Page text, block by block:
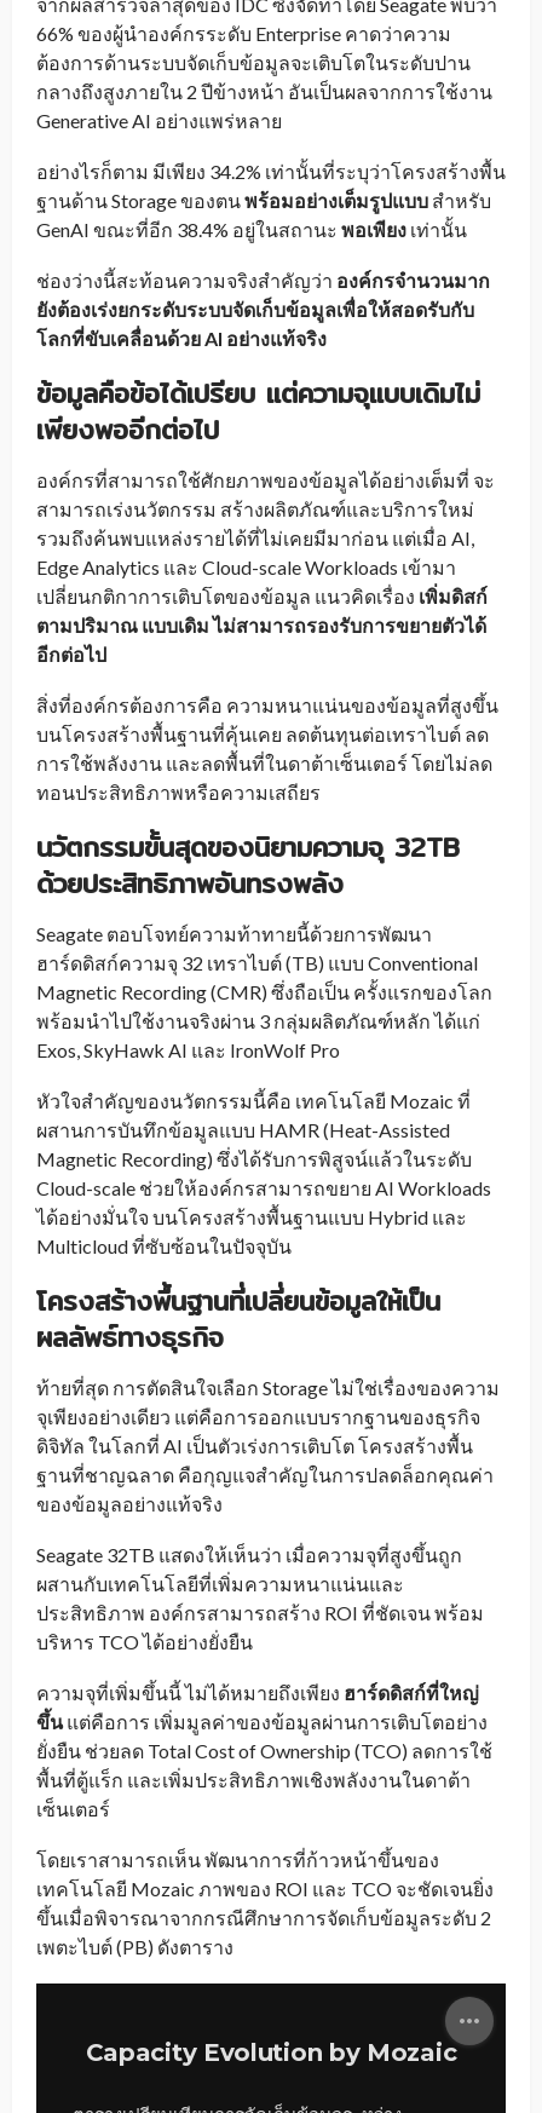
จากผลสำรวจล่าสุดของ IDC ซึ่งจัดทำโดย Seagate พบว่า
66% ของผู้นำองค์กรระดับ Enterprise คาดว่าความ
ต้องการด้านระบบจัดเก็บข้อมูลจะเติบโตในระดับปาน
กลางถึงสูงภายใน 2 ปีข้างหน้า อันเป็นผลจากการใช้งาน
Generative AI อย่างแพร่หลาย
อย่างไรก็ตาม มีเพียง 34.2% เท่านั้นที่ระบุว่าโครงสร้างพื้น
ฐานด้าน Storage ของตนพร้อมอย่างเต็มรูปแบบ สำหรับ
GenAI ขณะที่อีก 38.4% อยู่ในสถานะ พอเพียง เท่านั้น
ช่องว่างนี้สะท้อนความจริงสำคัญว่า องค์กรจำนวนมาก
ยังต้องเร่งยกระดับระบบจัดเก็บข้อมูลเพื่อให้สอดรับกับ
โลกที่ขับเคลื่อนด้วย AI อย่างแท้จริง
ข้อมูลคือข้อได้เปรียบ แต่ความจุแบบเดิมไม่
เพียงพออีกต่อไป
องค์กรที่สามารถใช้ศักยภาพของข้อมูลได้อย่างเต็มที่ จะ
สามารถเร่งนวัตกรรม สร้างผลิตภัณฑ์และบริการใหม่
รวมถึงค้นพบแหล่งรายได้ที่ไม่เคยมีมาก่อน แต่เมื่อ AI,
Edge Analytics และ Cloud-scale Workloads เข้ามา
เปลี่ยนกติกาการเติบโตของข้อมูล แนวคิดเรื่อง เพิ่มดิสก์
ตามปริมาณ แบบเดิม ไม่สามารถรองรับการขยายตัวได้
อีกต่อไป
สิ่งที่องค์กรต้องการคือ ความหนาแน่นของข้อมูลที่สูงขึ้น
บนโครงสร้างพื้นฐานที่คุ้นเคย ลดต้นทุนต่อเทราไบต์ ลด
การใช้พลังงาน และลดพื้นที่ในดาต้าเซ็นเตอร์ โดยไม่ลด
ทอนประสิทธิภาพหรือความเสถียร
นวัตกรรมขั้นสุดของนิยามความจุ 32TB
ด้วยประสิทธิภาพอันทรงพลัง
Seagate ตอบโจทย์ความท้าทายนี้ด้วยการพัฒนา
ฮาร์ดดิสก์ความจุ 32 เทราไบต์ (TB) แบบ Conventional
Magnetic Recording (CMR) ซึ่งถือเป็น ครั้งแรกของโลก
พร้อมนำไปใช้งานจริงผ่าน 3 กลุ่มผลิตภัณฑ์หลัก ได้แก่
Exos, SkyHawk AI และ IronWolf Pro
หัวใจสำคัญของนวัตกรรมนี้คือ เทคโนโลยี Mozaic ที่
ผสานการบันทึกข้อมูลแบบ HAMR (Heat-Assisted
Magnetic Recording) ซึ่งได้รับการพิสูจน์แล้วในระดับ
Cloud-scale ช่วยให้องค์กรสามารถขยาย AI Workloads
ได้อย่างมั่นใจ บนโครงสร้างพื้นฐานแบบ Hybrid และ
Multicloud ที่ซับซ้อนในปัจจุบัน
โครงสร้างพื้นฐานที่เปลี่ยนข้อมูลให้เป็น
ผลลัพธ์ทางธุรกิจ
ท้ายที่สุด การตัดสินใจเลือก Storage ไม่ใช่เรื่องของความ
จุเพียงอย่างเดียว แต่คือการออกแบบรากฐานของธุรกิจ
ดิจิทัล ในโลกที่ AI เป็นตัวเร่งการเติบโต โครงสร้างพื้น
ฐานที่ชาญฉลาด คือกุญแจสำคัญในการปลดล็อกคุณค่า
ของข้อมูลอย่างแท้จริง
Seagate 32TB แสดงให้เห็นว่า เมื่อความจุที่สูงขึ้นถูก
ผสานกับเทคโนโลยีที่เพิ่มความหนาแน่นและ
ประสิทธิภาพ องค์กรสามารถสร้าง ROI ที่ชัดเจน พร้อม
บริหาร TCO ได้อย่างยั่งยืน
ความจุที่เพิ่มขึ้นนี้ ไม่ได้หมายถึงเพียง ฮาร์ดดิสก์ที่ใหญ่
ขึ้นแต่คือการ เพิ่มมูลค่าของข้อมูลผ่านการเติบโตอย่าง
ยั่งยืน ช่วยลด Total Cost of Ownership (TCO) ลดการใช้
พื้นที่ตู้แร็ก และเพิ่มประสิทธิภาพเชิงพลังงานในดาต้า
เซ็นเตอร์
โดยเราสามารถเห็น พัฒนาการที่ก้าวหน้าขึ้นของ
เทคโนโลยี Mozaic ภาพของ ROI และ TCO จะชัดเจนยิ่ง
ขึ้นเมื่อพิจารณาจากกรณีศึกษาการจัดเก็บข้อมูลระดับ 2
เพตะไบต์ (PB) ดังตาราง